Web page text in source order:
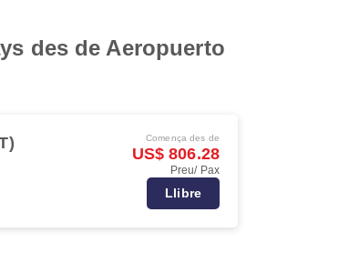
des de Aeropuerto
Comença des de
US$ 806.28
Preu/ Pax
Llibre